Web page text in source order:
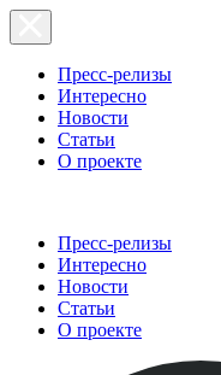
Пресс-релизы
Интересно
Новости
Статьи
О проекте
Пресс-релизы
Интересно
Новости
Статьи
О проекте